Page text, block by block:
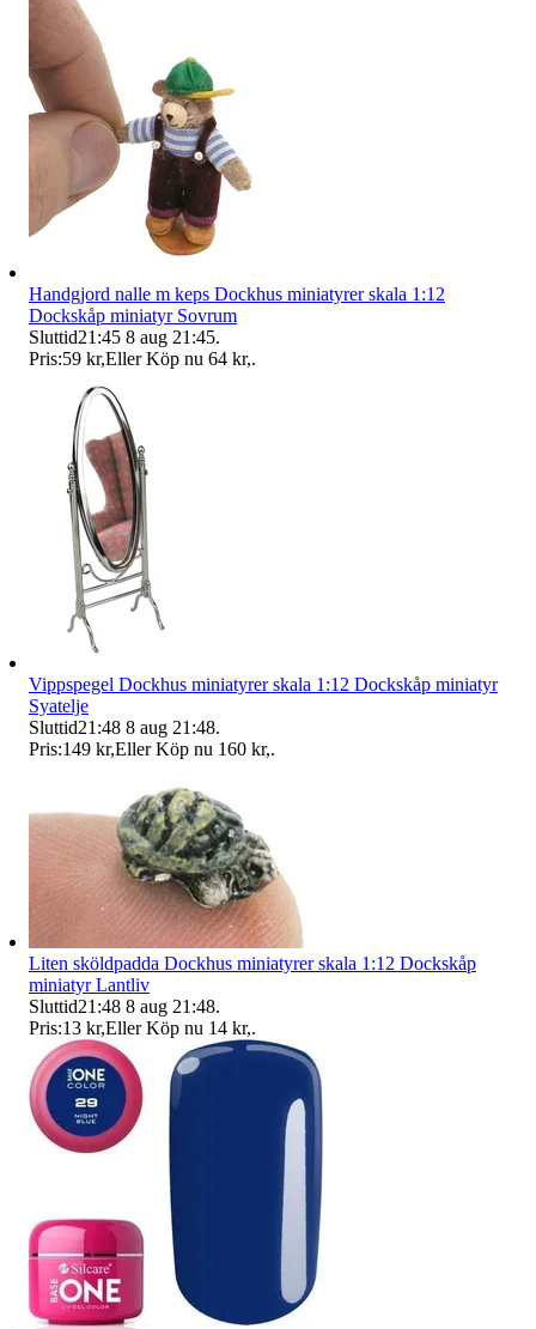
Handgjord nalle m keps Dockhus miniatyrer skala 1:12
Dockskåp miniatyr Sovrum
Sluttid21:45 8 aug 21:45.
Pris:59 kr,Eller Köp nu 64 kr,.
Vippspegel Dockhus miniatyrer skala 1:12 Dockskåp miniatyr
Syatelje
Sluttid21:48 8 aug 21:48.
Pris:149 kr,Eller Köp nu 160 kr,.
Liten sköldpadda Dockhus miniatyrer skala 1:12 Dockskåp
miniatyr Lantliv
Sluttid21:48 8 aug 21:48.
Pris:13 kr,Eller Köp nu 14 kr,.